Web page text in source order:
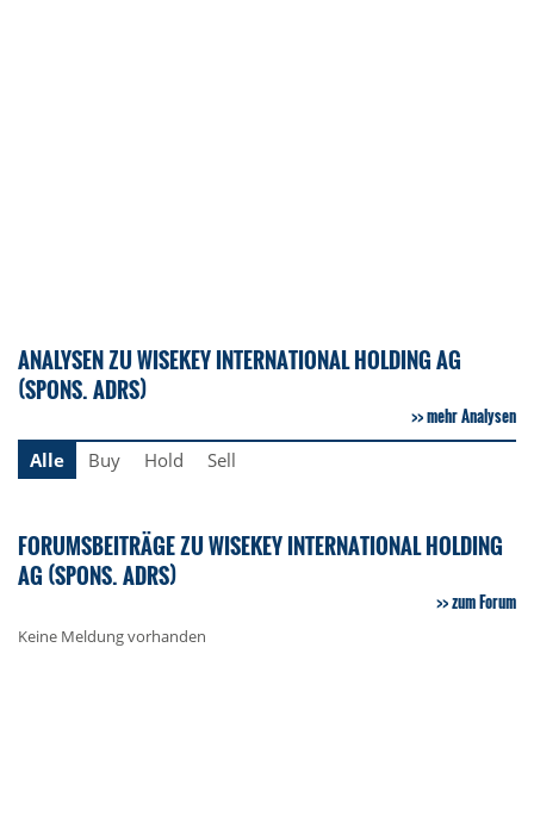
ANALYSEN ZU WISEKEY INTERNATIONAL HOLDING AG
(SPONS. ADRS)
mehr Analysen
Alle
Buy Hold Sell
FORUMSBEITRÄGE ZU WISEKEY INTERNATIONAL HOLDING
AG (SPONS. ADRS)
zum Forum
Keine Meldung vorhanden